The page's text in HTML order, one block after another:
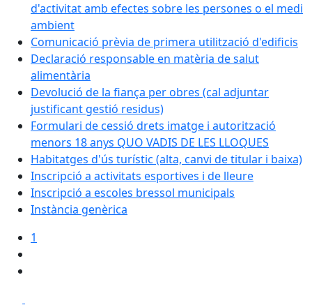
d'activitat amb efectes sobre les persones o el medi
ambient
Comunicació prèvia de primera utilització d'edificis
Declaració responsable en matèria de salut
alimentària
Devolució de la fiança per obres (cal adjuntar
justificant gestió residus)
Formulari de cessió drets imatge i autorització
menors 18 anys QUO VADIS DE LES LLOQUES
Habitatges d'ús turístic (alta, canvi de titular i baixa)
Inscripció a activitats esportives i de lleure
Inscripció a escoles bressol municipals
Instància genèrica
1